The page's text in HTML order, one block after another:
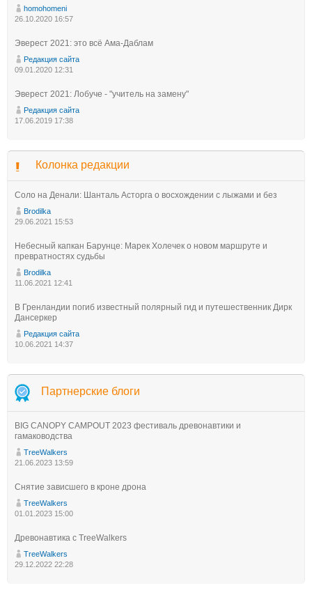
homohomeni
26.10.2020 16:57
Эверест 2021: это всё Ама-Даблам
Редакция сайта
09.01.2020 12:31
Эверест 2021: Лобуче - "учитель на замену"
Редакция сайта
17.06.2019 17:38
Колонка редакции
Соло на Денали: Шанталь Асторга о восхождении с лыжами и без
Brodilka
29.06.2021 15:53
Небесный капкан Барунце: Марек Холечек о новом маршруте и
превратностях судьбы
Brodilka
11.06.2021 12:41
В Гренландии погиб известный полярный гид и путешественник Дирк
Дансеркер
Редакция сайта
10.06.2021 14:37
Партнерские блоги
BIG CANOPY CAMPOUT 2023 фестиваль древонавтики и
гамаководства
TreeWalkers
21.06.2023 13:59
Снятие зависшего в кроне дрона
TreeWalkers
01.01.2023 15:00
Древонавтика с TreeWalkers
TreeWalkers
29.12.2022 22:28